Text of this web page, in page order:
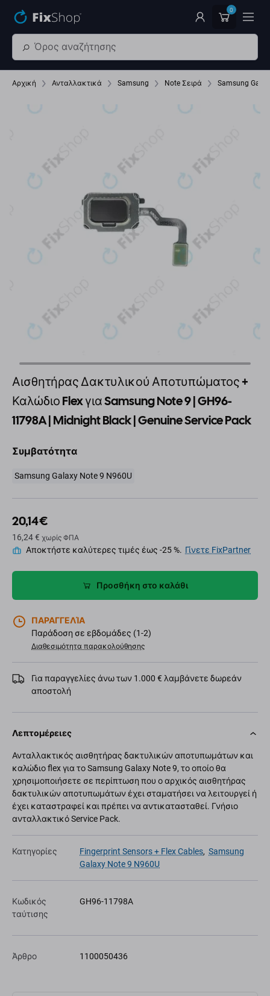
0
Αρχική Ανταλλακτικά Samsung Note Σειρά Samsung
Αισθητήρας Δακτυλικού Αποτυπώματος +
Καλώδιο Flex για Samsung Note 9 | GH96-
11798A | Midnight Black | Genuine Service Pack
Συμβατότητα
Samsung Galaxy Note 9 N960U
20,14 €
16,24 € χωρίς ΦΠΑ
Αποκτήστε καλύτερες τιμές έως -25 %. Γίνετε FixPartner
Προσθήκη στο καλάθι
ΠΑΡΑΓΓΕΛΊΑ
Παράδοση σε εβδομάδες (1-2)
Διαθεσιμότητα παρακολούθησης
Για παραγγελίες άνω των 1.000 € λαμβάνετε δωρεάν
αποστολή
Λεπτομέρειες
Ανταλλακτικός αισθητήρας δακτυλικών αποτυπωμάτων και
καλώδιο flex για το Samsung Galaxy Note 9, το οποίο θα
χρησιμοποιήσετε σε περίπτωση που ο αρχικός αισθητήρας
δακτυλικών αποτυπωμάτων έχει σταματήσει να λειτουργεί ή
έχει καταστραφεί και πρέπει να αντικατασταθεί. Γνήσιο
ανταλλακτικό Service Pack.
Κατηγορίες Fingerprint Sensors + Flex Cables, Samsung
Galaxy Note 9 N960U
Κωδικός
ταύτισης
GH96-11798A
Άρθρο 1100050436